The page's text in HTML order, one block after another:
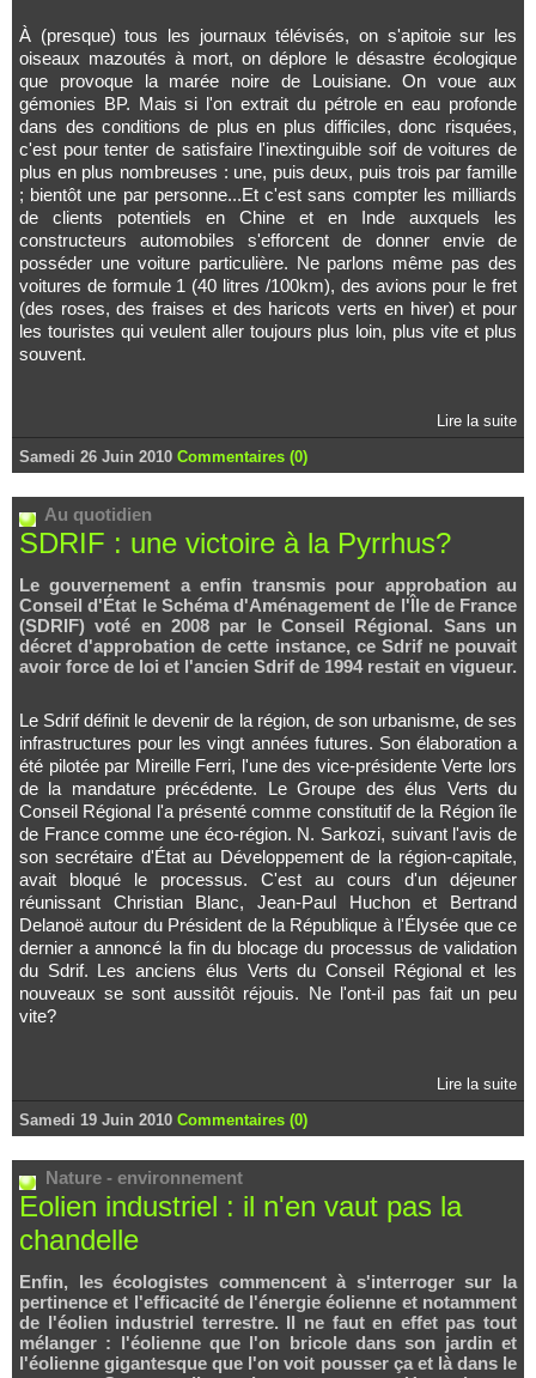
À (presque) tous les journaux télévisés, on s'apitoie sur les
oiseaux mazoutés à mort, on déplore le désastre écologique
que provoque la marée noire de Louisiane. On voue aux
gémonies BP. Mais si l'on extrait du pétrole en eau profonde
dans des conditions de plus en plus difficiles, donc risquées,
c'est pour tenter de satisfaire l'inextinguible soif de voitures de
plus en plus nombreuses : une, puis deux, puis trois par famille
; bientôt une par personne...Et c'est sans compter les milliards
de clients potentiels en Chine et en Inde auxquels les
constructeurs automobiles s'efforcent de donner envie de
posséder une voiture particulière. Ne parlons même pas des
voitures de formule 1 (40 litres /100km), des avions pour le fret
(des roses, des fraises et des haricots verts en hiver) et pour
les touristes qui veulent aller toujours plus loin, plus vite et plus
souvent.
Lire la suite
Samedi 26 Juin 2010 Commentaires (0)
Au quotidien
SDRIF : une victoire à la Pyrrhus?
Le gouvernement a enfin transmis pour approbation au
Conseil d'État le Schéma d'Aménagement de l'Île de France
(SDRIF) voté en 2008 par le Conseil Régional. Sans un
décret d'approbation de cette instance, ce Sdrif ne pouvait
avoir force de loi et l'ancien Sdrif de 1994 restait en vigueur.
Le Sdrif définit le devenir de la région, de son urbanisme, de ses
infrastructures pour les vingt années futures. Son élaboration a
été pilotée par Mireille Ferri, l'une des vice-présidente Verte lors
de la mandature précédente. Le Groupe des élus Verts du
Conseil Régional l'a présenté comme constitutif de la Région île
de France comme une éco‑région. N. Sarkozi, suivant l'avis de
son secrétaire d'État au Développement de la région-capitale,
avait bloqué le processus. C'est au cours d'un déjeuner
réunissant Christian Blanc, Jean-Paul Huchon et Bertrand
Delanoë autour du Président de la République à l'Élysée que ce
dernier a annoncé la fin du blocage du processus de validation
du Sdrif. Les anciens élus Verts du Conseil Régional et les
nouveaux se sont aussitôt réjouis. Ne l'ont-il pas fait un peu
vite?
Lire la suite
Samedi 19 Juin 2010 Commentaires (0)
Nature - environnement
Eolien industriel : il n'en vaut pas la
chandelle
Enfin, les écologistes commencent à s'interroger sur la
pertinence et l'efficacité de l'énergie éolienne et notamment
de l'éolien industriel terrestre. Il ne faut en effet pas tout
mélanger : l'éolienne que l'on bricole dans son jardin et
l'éolienne gigantesque que l'on voit pousser ça et là dans le